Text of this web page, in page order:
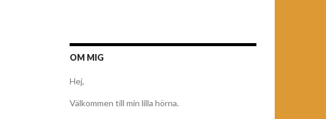
OM MIG
Hej,
Välkommen till min lilla hörna.